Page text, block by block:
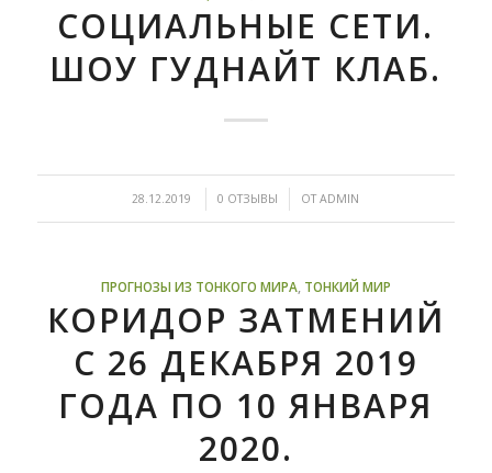
СОЦИАЛЬНЫЕ СЕТИ.
ШОУ ГУДНАЙТ КЛАБ.
28.12.2019
/ 0 ОТЗЫВЫ
/ ОТADMIN
ПРОГНОЗЫ ИЗ ТОНКОГО МИРА, ТОНКИЙ МИР
КОРИДОР ЗАТМЕНИЙ
С 26 ДЕКАБРЯ 2019
ГОДА ПО 10 ЯНВАРЯ
2020.